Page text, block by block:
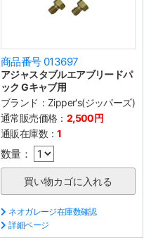
商品番号 013697
アジャスタブルエアブリードパ
ック Gキャブ用
ブランド： Zipper's(ジッパーズ)
通常販売価格： 2,500円
通販在庫数：1
数量：
ネオガレージ在庫数確認
詳細ページ